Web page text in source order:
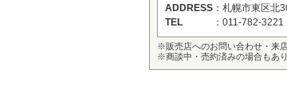
ADDRESS ： 札幌市東区北
TEL
： 011-782-3221
※販売店へのお問い合わせ・来
※商談中・売約済みの場合もあ